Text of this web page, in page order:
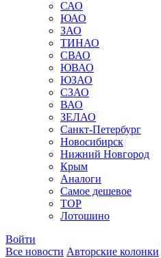
САО
ЮАО
ЗАО
ТИНАО
СВАО
ЮВАО
ЮЗАО
СЗАО
ВАО
ЗЕЛАО
Санкт-Петербург
Новосибирск
Нижний Новгород
Крым
Аналоги
Самое дешевое
TOP
Лотошино
Войти
Все новости Авторские колонки